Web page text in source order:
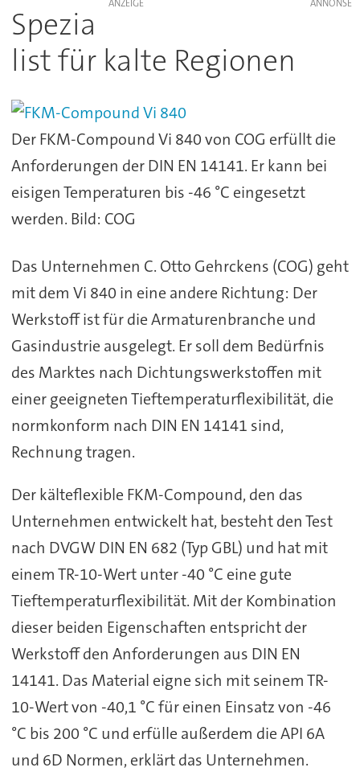
ANZEIGE
Spezia
list für kalte Regionen
Der FKM-Compound Vi 840 von COG erfüllt die
Anforderungen der DIN EN 14141. Er kann bei
eisigen Temperaturen bis -46 °C eingesetzt
werden. Bild: COG
Das Unternehmen C. Otto Gehrckens (COG) geht
mit dem Vi 840 in eine andere Richtung: Der
Werkstoff ist für die Armaturenbranche und
Gasindustrie ausgelegt. Er soll dem Bedürfnis
des Marktes nach Dichtungswerkstoffen mit
einer geeigneten Tieftemperaturflexibilität, die
normkonform nach DIN EN 14141 sind,
Rechnung tragen.
Der kälteflexible FKM-Compound, den das
Unternehmen entwickelt hat, besteht den Test
nach DVGW DIN EN 682 (Typ GBL) und hat mit
einem TR-10-Wert unter -40 °C eine gute
Tieftemperaturflexibilität. Mit der Kombination
dieser beiden Eigenschaften entspricht der
Werkstoff den Anforderungen aus DIN EN
14141. Das Material eigne sich mit seinem TR-
10-Wert von -40,1 °C für einen Einsatz von -46
°C bis 200 °C und erfülle außerdem die API 6A
und 6D Normen, erklärt das Unternehmen.